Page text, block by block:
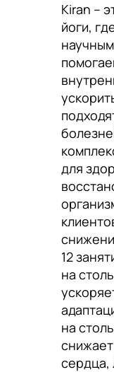
Kiran –
йоги,
для
12
на
на
сердца,